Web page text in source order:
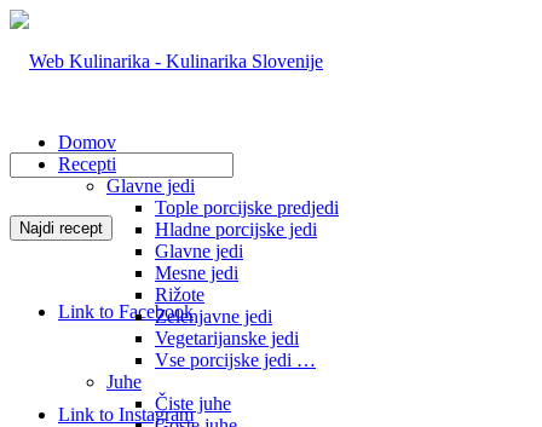
Link to Facebook
Link to Instagram
Domov
Recepti
Glavne jedi
Tople porcijske predjedi
Hladne porcijske jedi
Glavne jedi
Mesne jedi
Rižote
Zelenjavne jedi
Vegetarijanske jedi
Vse porcijske jedi …
Juhe
Čiste juhe